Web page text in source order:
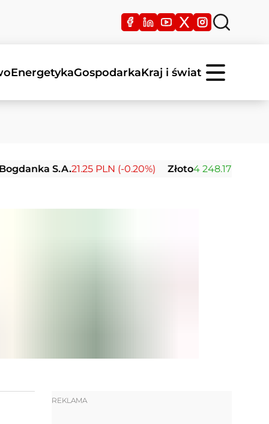
EnergetykaGospodarkaKraj i świat
S.A.21.25 PLN (-0.20%) Złoto 4 248.17 USD (+0.03%)
REKLAMA